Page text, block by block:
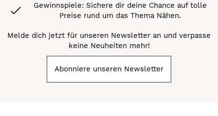
Gewinnspiele: Sichere dir deine Chance auf tolle
Preise rund um das Thema Nähen.
Melde dich jetzt für unseren Newsletter an und verpasse
keine Neuheiten mehr!
Abonniere unseren Newsletter